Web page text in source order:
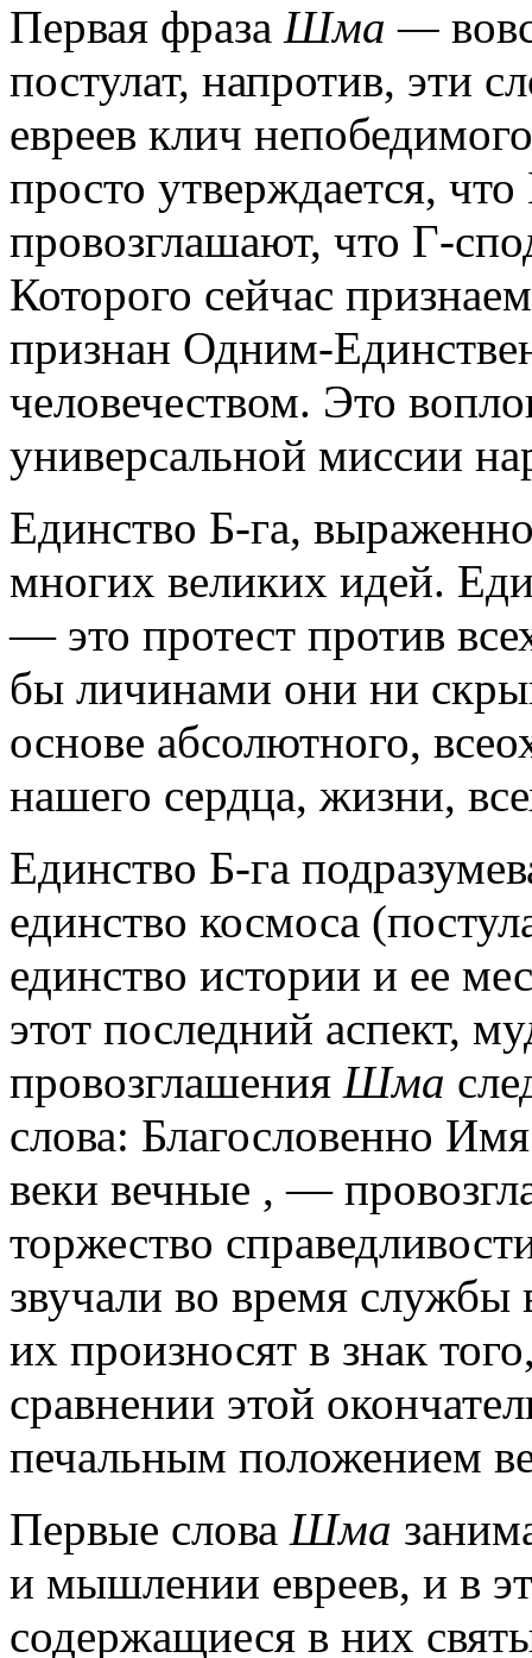
Первая фраза Шма —
постулат, напротив, эти
евреев клич
просто утверждается,
провозглашают, что Г-
Которого сейчас
признан Одним-
человечеством. Это
универсальной миссии
Единство Б-га,
многих великих идей.
— это протест против
бы личинами они ни
основе абсолютного,
нашего сердца, жизни,
Единство Б-га
единство космоса
единство истории и ее
этот последний аспект,
провозглашения Шма
слова: Благословенно
веки вечные , —
торжество
звучали во время
их произносят в знак
сравнении этой
печальным положением
Первые слова Шма
и мышлении евреев, и в
содержащиеся в них